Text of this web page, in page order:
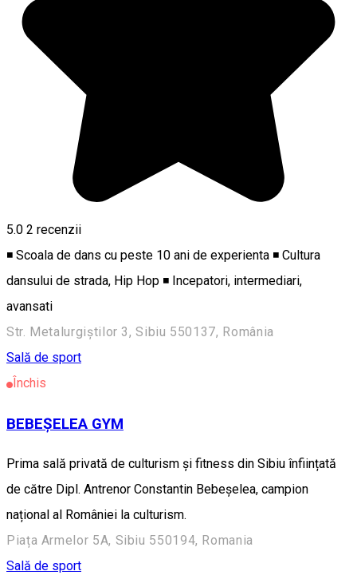
5.0 2 recenzii
◾ Scoala de dans cu peste 10 ani de experienta ◾ Cultura
dansului de strada, Hip Hop ◾ Incepatori, intermediari,
avansati
Str. Metalurgiștilor 3, Sibiu 550137, România
Sală de sport
Închis
BEBEȘELEA GYM
Prima sală privată de culturism și fitness din Sibiu înființată
de către Dipl. Antrenor Constantin Bebeșelea, campion
național al României la culturism.
Piața Armelor 5A, Sibiu 550194, Romania
Sală de sport